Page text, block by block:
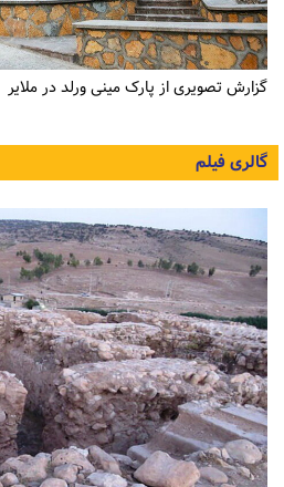
گزارش تصویری از پارک مینی ورلد در ملایر
گالری فیلم